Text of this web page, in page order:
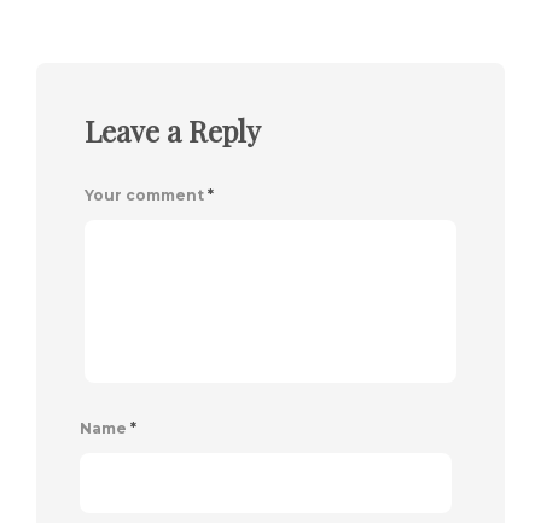
Leave a Reply
Your comment *
Name *